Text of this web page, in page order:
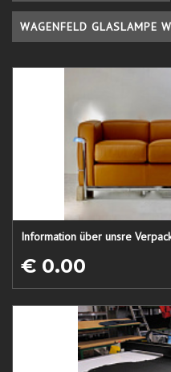
WAGENFELD GLASLAMPE
Information über unsre
€ 0.00